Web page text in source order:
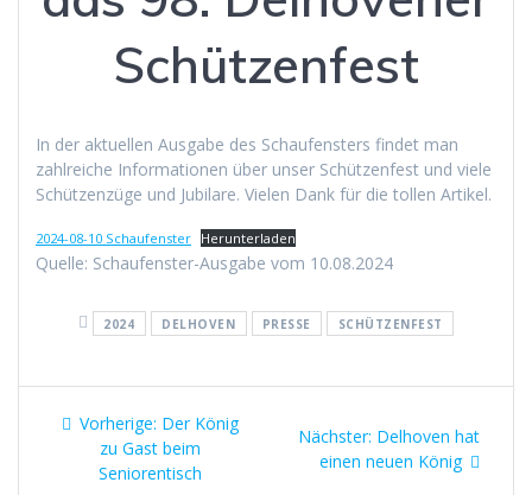
Schützenfest
In der aktuellen Ausgabe des Schaufensters findet man
zahlreiche Informationen über unser Schützenfest und viele
Schützenzüge und Jubilare. Vielen Dank für die tollen Artikel.
2024-08-10 Schaufenster Herunterladen
Quelle: Schaufenster-Ausgabe vom 10.08.2024
2024 DELHOVEN PRESSE SCHÜTZENFEST
Vorherige: Der König
zu Gast beim
Seniorentisch
Nächster: Delhoven hat
einen neuen König